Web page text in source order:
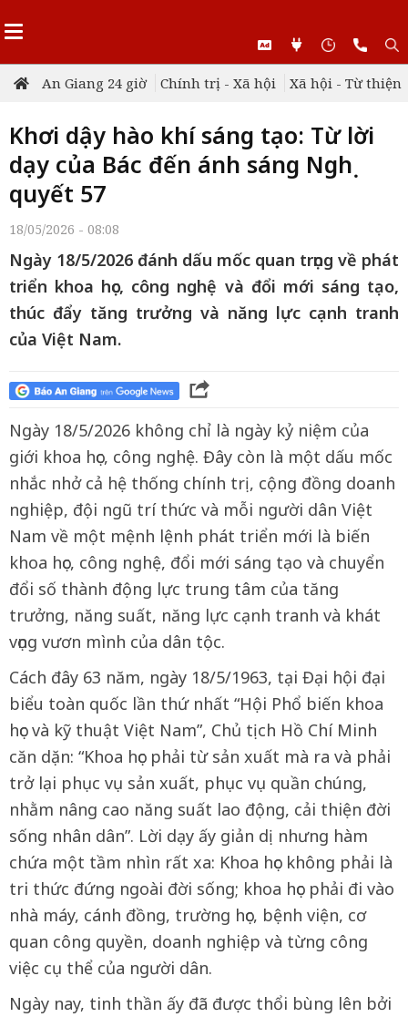
An Giang 24 giờ Chính trị - Xã hội Xã hội - Từ thiện
Khơi dậy hào khí sáng tạo: Từ lời
dạy của Bác đến ánh sáng Nghị
quyết 57
18/05/2026 - 08:08
Ngày 18/5/2026 đánh dấu mốc quan trọng về phát
triển khoa học, công nghệ và đổi mới sáng tạo,
thúc đẩy tăng trưởng và năng lực cạnh tranh
của Việt Nam.
Ngày 18/5/2026 không chỉ là ngày kỷ niệm của
giới khoa học, công nghệ. Đây còn là một dấu mốc
nhắc nhở cả hệ thống chính trị, cộng đồng doanh
nghiệp, đội ngũ trí thức và mỗi người dân Việt
Nam về một mệnh lệnh phát triển mới là biến
khoa học, công nghệ, đổi mới sáng tạo và chuyển
đổi số thành động lực trung tâm của tăng
trưởng, năng suất, năng lực cạnh tranh và khát
vọng vươn mình của dân tộc.
Cách đây 63 năm, ngày 18/5/1963, tại Đại hội đại
biểu toàn quốc lần thứ nhất “Hội Phổ biến khoa
học và kỹ thuật Việt Nam”, Chủ tịch Hồ Chí Minh
căn dặn: “Khoa học phải từ sản xuất mà ra và phải
trở lại phục vụ sản xuất, phục vụ quần chúng,
nhằm nâng cao năng suất lao động, cải thiện đời
sống nhân dân”. Lời dạy ấy giản dị nhưng hàm
chứa một tầm nhìn rất xa: Khoa học không phải là
tri thức đứng ngoài đời sống; khoa học phải đi vào
nhà máy, cánh đồng, trường học, bệnh viện, cơ
quan công quyền, doanh nghiệp và từng công
việc cụ thể của người dân.
Ngày nay, tinh thần ấy đã được thổi bùng lên bởi